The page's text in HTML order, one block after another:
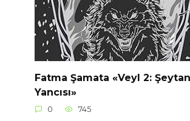
Fatma Şamata «Veyl 2:
Yancısı»
0 745